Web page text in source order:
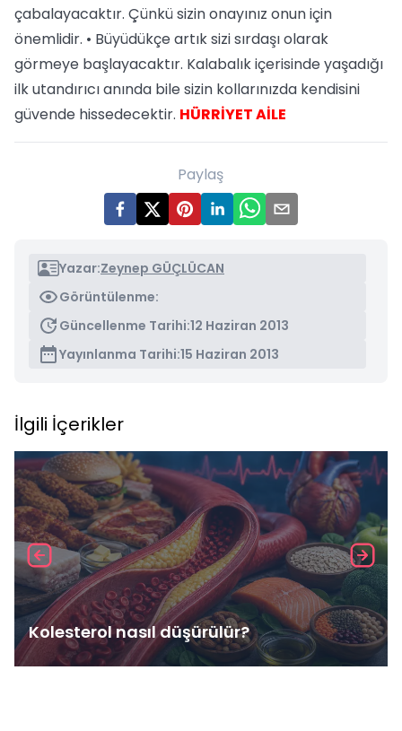
çabalayacaktır. Çünkü sizin onayınız onun için
önemlidir. • Büyüdükçe artık sizi sırdaşı olarak
görmeye başlayacaktır. Kalabalık içerisinde yaşadığı
ilk utandırıcı anında bile sizin kollarınızda kendisini
güvende hissedecektir. HÜRRİYET AİLE
Paylaş
Yazar:Zeynep GÜÇLÜCAN
Görüntülenme:
Güncellenme Tarihi:12 Haziran 2013
Yayınlanma Tarihi:15 Haziran 2013
İlgili İçerikler
Kolesterol nasıl düşürülür?